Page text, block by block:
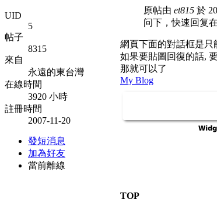
UID
5
帖子
8315
來自
永遠的東台灣
在線時間
3920 小時
註冊時間
2007-11-20
發短消息
加為好友
當前離線
原帖由 et815 於
问下，快速回复
網頁下面的對話框是只
如果要貼圖回復的話,
那就可以了
My Blog
TOP